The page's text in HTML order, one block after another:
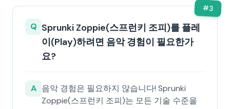
#3
Q Sprunki Zoppie(스프런키 조피)를 플레
이(Play)하려면 음악 경험이 필요한가
요?
A 음악 경험은 필요하지 않습니다! Sprunki
Zoppie(스프런키 조피)는 모든 기술 수준을